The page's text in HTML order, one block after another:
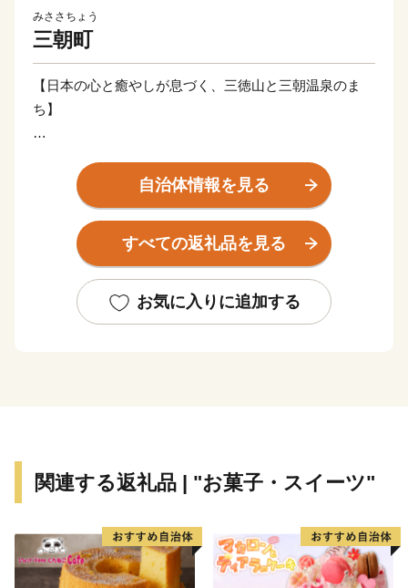
みささちょう
三朝町
【日本の心と癒やしが息づく、三徳山と三朝温泉のま
ち】
に包まれた湯と山の町です。町の主な産業は「観光」と
「農林業」です。
観光では、世界屈指のラドン含有量を誇り、古くから湯
治の名湯として親しまれる「三朝温泉」や、国宝・投入
これらは日本遺産にも認定された本町が誇るべき資源で
あり、訪れる方々の心を深く癒やす場所として恵みをも
自治体情報を見る
すべての返礼品を見る
お気に入りに追加する
関連する返礼品 | "お菓子・スイーツ"